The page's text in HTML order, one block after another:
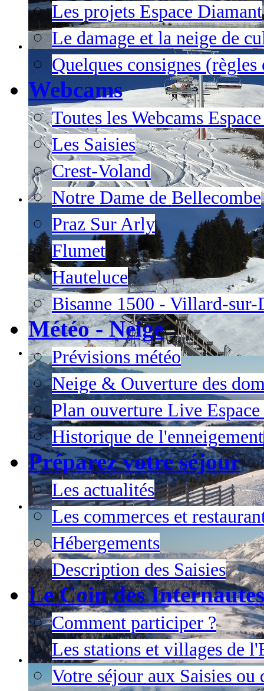
Les projets Espace Diamant
Le damage et la neige de
Quelques consignes (règles
Webcams
Toutes les Webcams
Les Saisies
Crest-Voland
Notre Dame de Bellecombe
Praz Sur Arly
Flumet
Hauteluce
Bisanne 1500 - Villard-sur-
Météo - Neige
Prévisions météo
Neige & Ouverture des
Plan ouverture Live
Historique de l'enneigement
Préparez votre séjour
Les actualités
Les commerces et
Hébergements
Description des Saisies
Le Coin des Internautes
Comment participer ?
Les stations et villages de
Votre séjour aux Saisies ou